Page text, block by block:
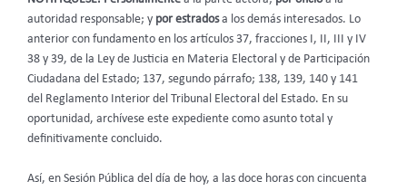
autoridad responsable; y por estradosa los demás interesados. Lo
anterior con fundamento en los artículos 37, fracciones I, II, III y IV
38 y 39, de la Ley de Justicia en Materia Electoral y de Participación
Ciudadana del Estado; 137, segundo párrafo; 138, 139, 140 y 141
del Reglamento Interior del Tribunal Electoral del Estado. En su
oportunidad, archívese este expediente como asunto total y
definitivamente concluido.
Así, en Sesión Pública del día de hoy, a las doce horas con cincuenta